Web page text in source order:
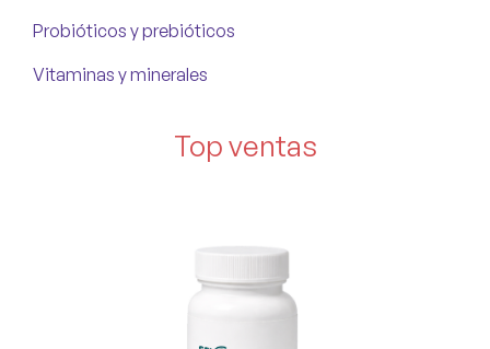
Probióticos y prebióticos
Vitaminas y minerales
Top ventas